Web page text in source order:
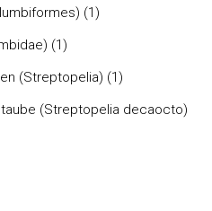
(1)
(1)
(Streptopelia) (1)
(Streptopelia decaocto)